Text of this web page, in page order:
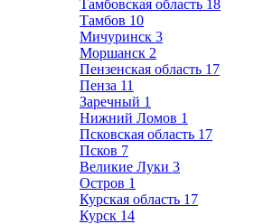
Тамбовская область 18
Тамбов 10
Мичуринск 3
Моршанск 2
Пензенская область 17
Пенза 11
Заречный 1
Нижний Ломов 1
Псковская область 17
Псков 7
Великие Луки 3
Остров 1
Курская область 17
Курск 14